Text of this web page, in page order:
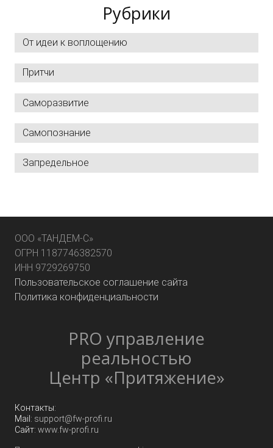
Рубрики
От идеи к воплощению
Притчи
Саморазвитие
Самопознание
Запредельное
ООО «ТАНДЕМ-С»
ОГРН 1187746382570
ИНН 9729269750
Пользовательское соглашение сайта
Политика конфиденциальности
PRO управление
реальностью
Центр «Притяжение»
Контакты:
Mail: support@fw-profi.ru
Сайт: www.fw-profi.ru